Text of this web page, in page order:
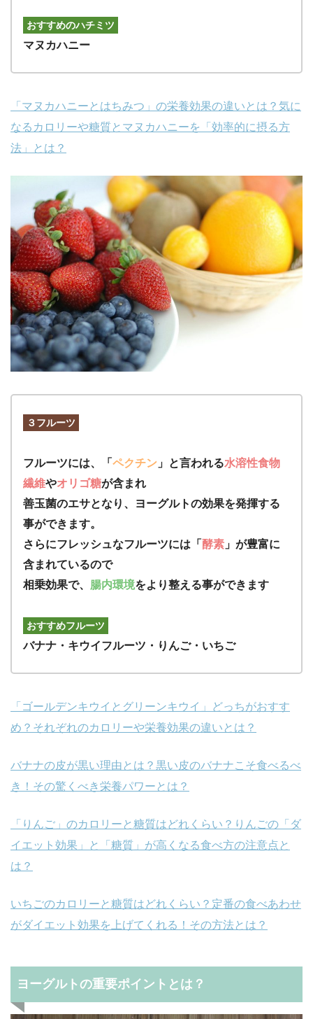
おすすめのハチミツ
マヌカハニー
「マヌカハニーとはちみつ」の栄養効果の違いとは？気に
なるカロリーや糖質とマヌカハニーを「効率的に摂る方
法」とは？
３フルーツ
フルーツには、「 ペクチン 」と言われる水溶性食物
繊維やオリゴ糖が含まれ
善玉菌のエサとなり、ヨーグルトの効果を発揮する
事ができます。
さらにフレッシュなフルーツには「 酵素 」が豊富に
含まれているので
相乗効果で、 腸内環境をより整える事ができます
おすすめフルーツ
バナナ・キウイフルーツ・りんご・いちご
「ゴールデンキウイとグリーンキウイ」どっちがおすす
め？それぞれのカロリーや栄養効果の違いとは？
バナナの皮が黒い理由とは？黒い皮のバナナこそ食べるべ
き！その驚くべき栄養パワーとは？
「りんご」のカロリーと糖質はどれくらい？りんごの「ダ
イエット効果」と「糖質」が高くなる食べ方の注意点と
は？
いちごのカロリーと糖質はどれくらい？定番の食べあわせ
がダイエット効果を上げてくれる！その方法とは？
ヨーグルトの重要ポイントとは？